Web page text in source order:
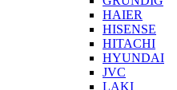
HAIER
HISENSE
HITACHI
HYUNDAI
JVC
LAKI